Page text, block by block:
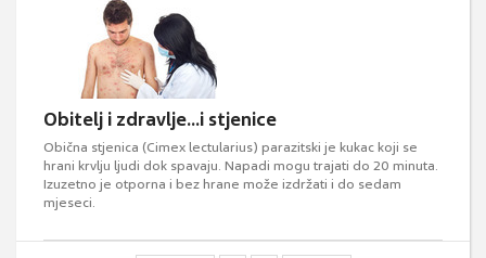
Obitelj i zdravlje...i stjenice
Obična stjenica (Cimex lectularius) parazitski je kukac koji se
hrani krvlju ljudi dok spavaju. Napadi mogu trajati do 20 minuta.
Izuzetno je otporna i bez hrane može izdržati i do sedam
mjeseci.